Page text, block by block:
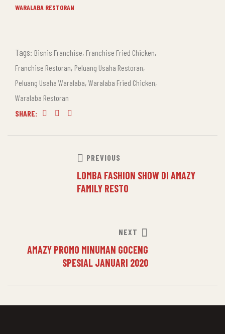
WARALABA RESTORAN
Tags: Bisnis Franchise, Franchise Fried Chicken,
Franchise Restoran, Peluang Usaha Restoran,
Peluang Usaha Waralaba, Waralaba Fried Chicken,
Waralaba Restoran
SHARE:
PREVIOUS
LOMBA FASHION SHOW DI AMAZY
FAMILY RESTO
NEXT
AMAZY PROMO MINUMAN GOCENG
SPESIAL JANUARI 2020